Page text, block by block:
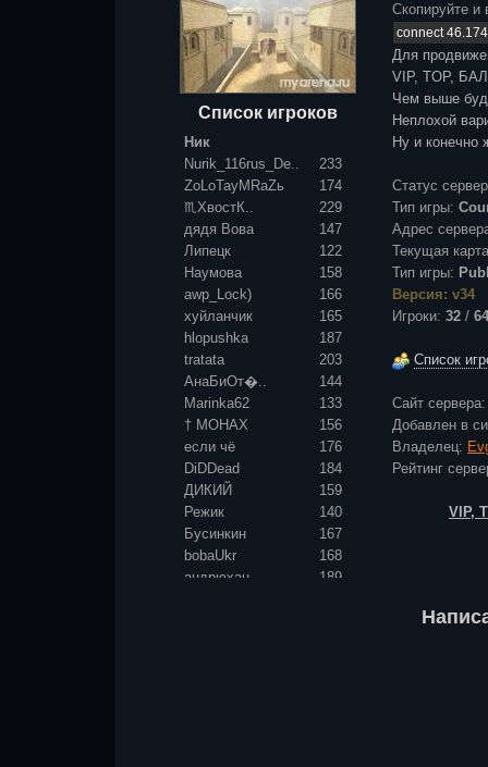
Список игроков
Ник
Nurik_116rus_De..
233
ZoLoTayMRaZь
174
♏ХвостК..
229
дядя Вова
147
Липецк
122
Наумова
158
awp_Lock)
166
хуйланчик
165
hlopushka
187
tratata
203
АнаБиОт�..
144
Marinka62
133
† МОНАХ
156
если чё
176
DiDDead
184
ДИКИЙ
159
Режик
140
Бусинкин
167
bobaUkr
168
андрюхан
189
Скопируйте и
Для
VIP, TOP,
Чем выше
Неплохой
Ну и конечно
Статус
Тип игры:
Адрес
Текущая
Тип игры:
Версия: v34
Игроки: 32 / 64
Список
Сайт
Добавлен в
Владелец:
Рейтинг
VIP,